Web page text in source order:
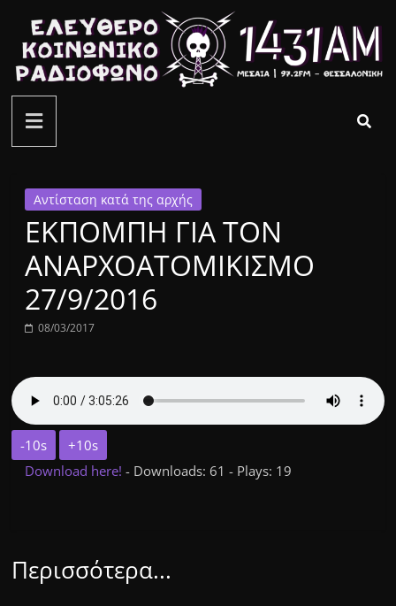
περιεχόμενο
ελεύθερο
κοινωνικό
ραδιόφωνο
1431AM
Αντίσταση κατά της αρχής
ΕΚΠΟΜΠΗ ΓΙΑ ΤΟΝ
ΑΝΑΡΧΟΑΤΟΜΙΚΙΣΜΟ
27/9/2016
08/03/2017
-10s
+10s
Download here!- Downloads: 61 - Plays: 19
Περισσότερα...